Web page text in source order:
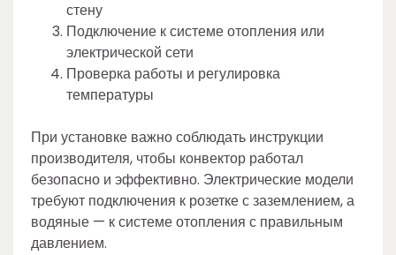
стену
Подключение к системе отопления или
электрической сети
Проверка работы и регулировка
температуры
При установке важно соблюдать инструкции
производителя, чтобы конвектор работал
безопасно и эффективно. Электрические модели
требуют подключения к розетке с заземлением, а
водяные — к системе отопления с правильным
давлением.